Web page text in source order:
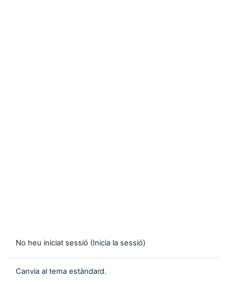
No heu iniciat sessió (Inicia la sessió)
Canvia al tema estàndard.